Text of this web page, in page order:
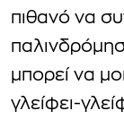
πιθανό να
μπορεί να
γλείφει-